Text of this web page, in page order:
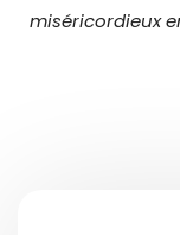
miséricordieux